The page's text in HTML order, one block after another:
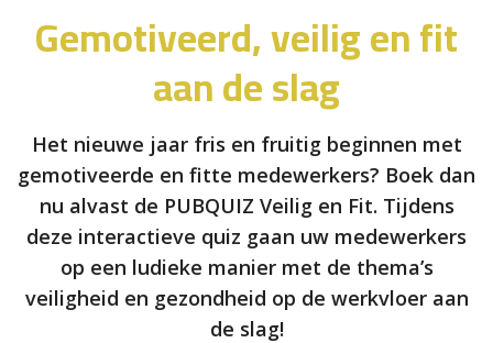
Gemotiveerd, veilig en fit
aan de slag
Het nieuwe jaar fris en fruitig beginnen met
gemotiveerde en fitte medewerkers? Boek dan
nu alvast de PUBQUIZ Veilig en Fit. Tijdens
deze interactieve quiz gaan uw medewerkers
op een ludieke manier met de thema’s
veiligheid en gezondheid op de werkvloer aan
de slag!